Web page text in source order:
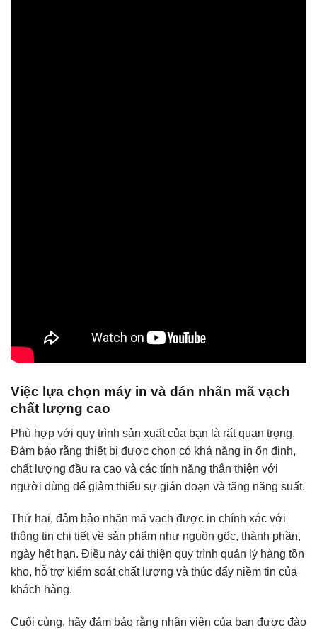
Việc lựa chọn máy in và dán nhãn mã vạch
chất lượng cao
Phù hợp với quy trình sản xuất của bạn là rất quan trọng.
Đảm bảo rằng thiết bị được chọn có khả năng in ổn định,
chất lượng đầu ra cao và các tính năng thân thiện với
người dùng để giảm thiểu sự gián đoạn và tăng năng suất.
Thứ hai, đảm bảo nhãn mã vạch được in chính xác với
thông tin chi tiết về sản phẩm như nguồn gốc, thành phần,
ngày hết hạn. Điều này cải thiện quy trình quản lý hàng tồn
kho, hỗ trợ kiểm soát chất lượng và thúc đẩy niềm tin của
khách hàng.
Cuối cùng, hãy đảm bảo rằng nhân viên của bạn được đào